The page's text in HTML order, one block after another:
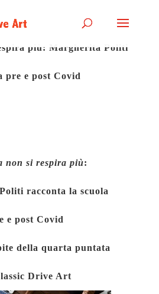
più: Margherita Politi
pre e post Covid
non si respira più:
racconta la scuola
e post Covid
della quarta puntata
Drive Art